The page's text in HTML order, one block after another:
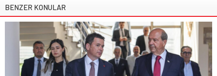
BENZER KONULAR